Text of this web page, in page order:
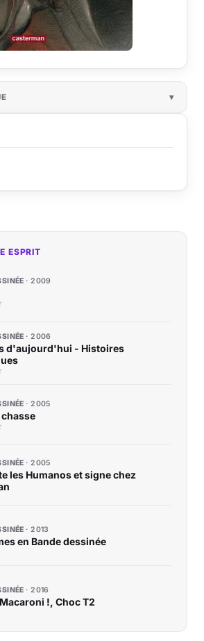
ESPRIT
2009
2006
d'aujourd'hui - Histoires
2005
chasse
2005
les Humanos et signe chez
2013
en Bande dessinée
2016
!, Choc T2